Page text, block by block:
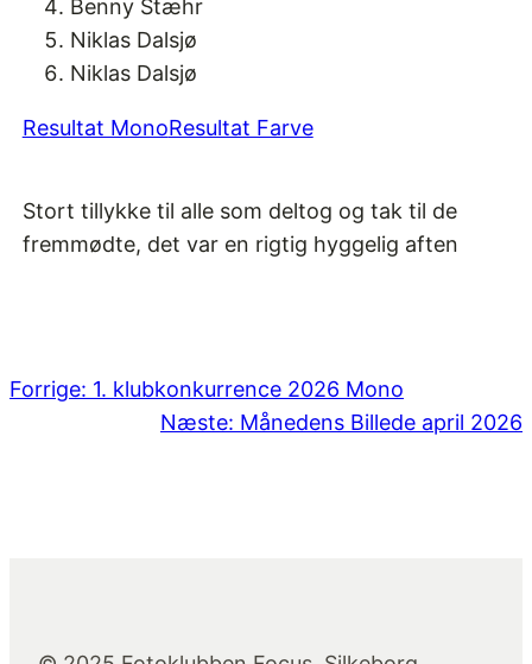
Benny Stæhr
Niklas Dalsjø
Niklas Dalsjø
Resultat MonoResultat Farve
Stort tillykke til alle som deltog og tak til de
fremmødte, det var en rigtig hyggelig aften
Forrige: 1. klubkonkurrence 2026 Mono
Næste: Månedens Billede april 2026